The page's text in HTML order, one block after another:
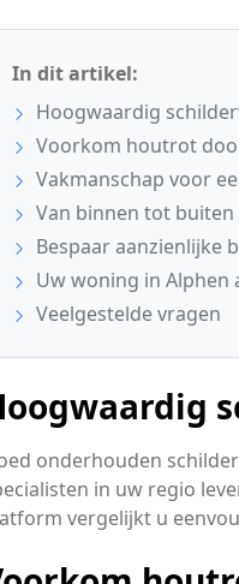
In dit artikel:
Hoogwaardig
Voorkom houtrot
Vakmanschap voor
Van binnen tot
Bespaar aanzienlijke
Uw woning in
Veelgestelde vragen
onderhouden
in uw regio
vergelijkt u